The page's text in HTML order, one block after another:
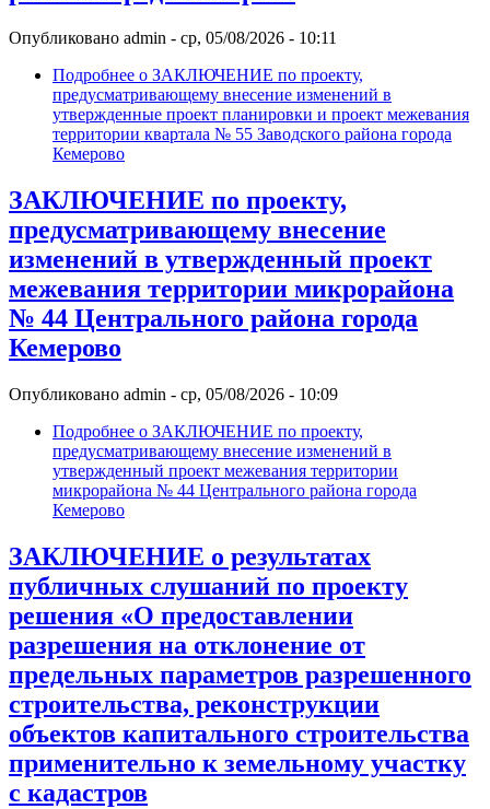
Опубликовано admin - ср, 05/08/2026 - 10:11
Подробнее о ЗАКЛЮЧЕНИЕ по проекту,
предусматривающему внесение изменений в
утвержденные проект планировки и проект межевания
территории квартала № 55 Заводского района города
Кемерово
ЗАКЛЮЧЕНИЕ по проекту,
предусматривающему внесение
изменений в утвержденный проект
межевания территории микрорайона
№ 44 Центрального района города
Кемерово
Опубликовано admin - ср, 05/08/2026 - 10:09
Подробнее о ЗАКЛЮЧЕНИЕ по проекту,
предусматривающему внесение изменений в
утвержденный проект межевания территории
микрорайона № 44 Центрального района города
Кемерово
ЗАКЛЮЧЕНИЕ о результатах
публичных слушаний по проекту
решения «О предоставлении
разрешения на отклонение от
предельных параметров разрешенного
строительства, реконструкции
объектов капитального строительства
применительно к земельному участку
с кадастров